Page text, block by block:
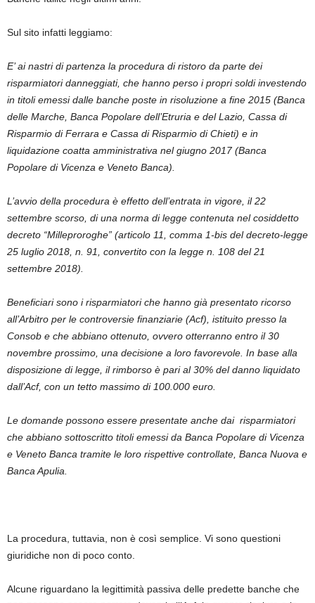
Sul sito infatti leggiamo:
E’ ai nastri di partenza la procedura di ristoro da parte dei
risparmiatori danneggiati, che hanno perso i propri soldi investendo
in titoli emessi dalle banche poste in risoluzione a fine 2015 (Banca
delle Marche, Banca Popolare dell’Etruria e del Lazio, Cassa di
Risparmio di Ferrara e Cassa di Risparmio di Chieti) e in
liquidazione coatta amministrativa nel giugno 2017 (Banca
Popolare di Vicenza e Veneto Banca).
L’avvio della procedura è effetto dell’entrata in vigore, il 22
settembre scorso, di una norma di legge contenuta nel cosiddetto
decreto “Milleproroghe” (articolo 11, comma 1-bis del decreto-legge
25 luglio 2018, n. 91, convertito con la legge n. 108 del 21
settembre 2018).
Beneficiari sono i risparmiatori che hanno già presentato ricorso
all’Arbitro per le controversie finanziarie (Acf), istituito presso la
Consob e che abbiano ottenuto, ovvero otterranno entro il 30
novembre prossimo, una decisione a loro favorevole. In base alla
disposizione di legge, il rimborso è pari al 30% del danno liquidato
dall’Acf, con un tetto massimo di 100.000 euro.
Le domande possono essere presentate anche dai risparmiatori
che abbiano sottoscritto titoli emessi da Banca Popolare di Vicenza
e Veneto Banca tramite le loro rispettive controllate, Banca Nuova e
Banca Apulia.
La procedura, tuttavia, non è così semplice. Vi sono questioni
giuridiche non di poco conto.
Alcune riguardano la legittimità passiva delle predette banche che